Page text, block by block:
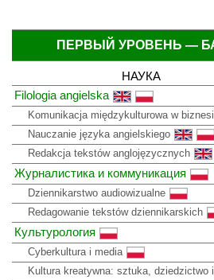
ПЕРВЫЙ УРОВЕНЬ —
НАУКА
Filologia angielska
Komunikacja międzykulturowa w
Nauczanie języka angielskiego
Redakcja tekstów anglojęzycznych
Журналистика и коммуникация
Dziennikarstwo audiowizualne
Redagowanie tekstów dziennikarskich
Культурология
Cyberkultura i media
Kultura kreatywna: sztuka, dziedzictwo